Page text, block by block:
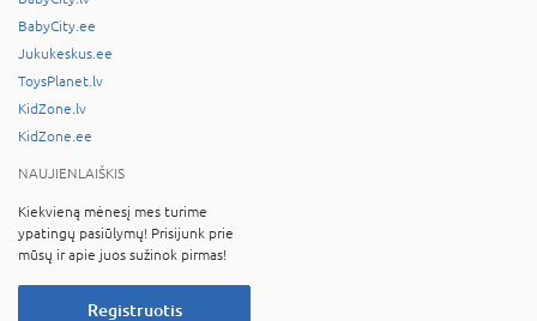
BabyCity.ee
Jukukeskus.ee
ToysPlanet.lv
KidZone.lv
KidZone.ee
NAUJIENLAIŠKIS
Kiekvieną mėnesį mes turime
ypatingų pasiūlymų! Prisijunk prie
mūsų ir apie juos sužinok pirmas!
Registruotis